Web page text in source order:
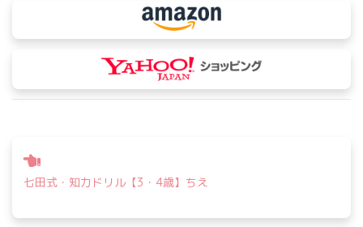
稿
ナ
ビ
七田式・知力ドリル【3・4歳】ちえ